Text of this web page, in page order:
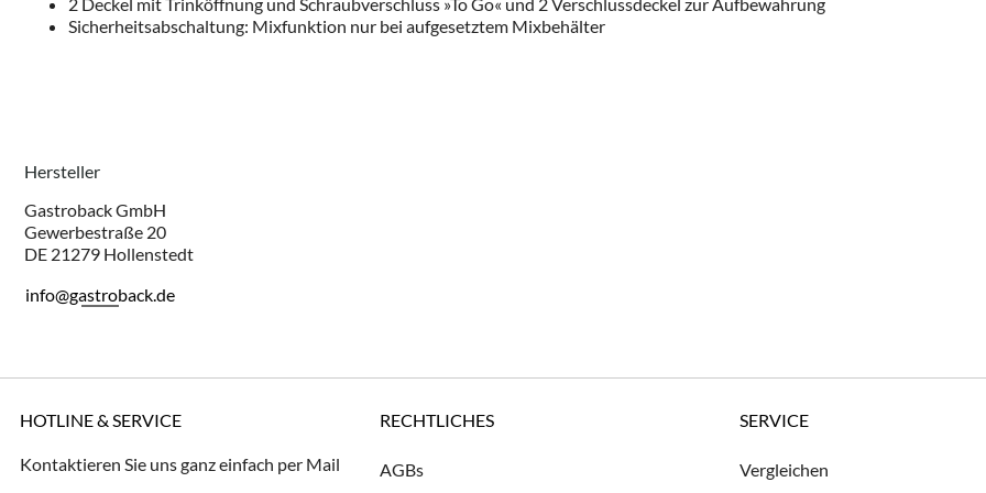
Sicherheitsabschaltung: Mixfunktion nur bei aufgesetztem Mixbehälter
Hersteller
Gastroback GmbH
Gewerbestraße 20
DE 21279 Hollenstedt
info@gastroback.de
HOTLINE & SERVICE
Kontaktieren Sie uns ganz einfach per Mail
RECHTLICHES
AGBs
SERVICE
Vergleichen